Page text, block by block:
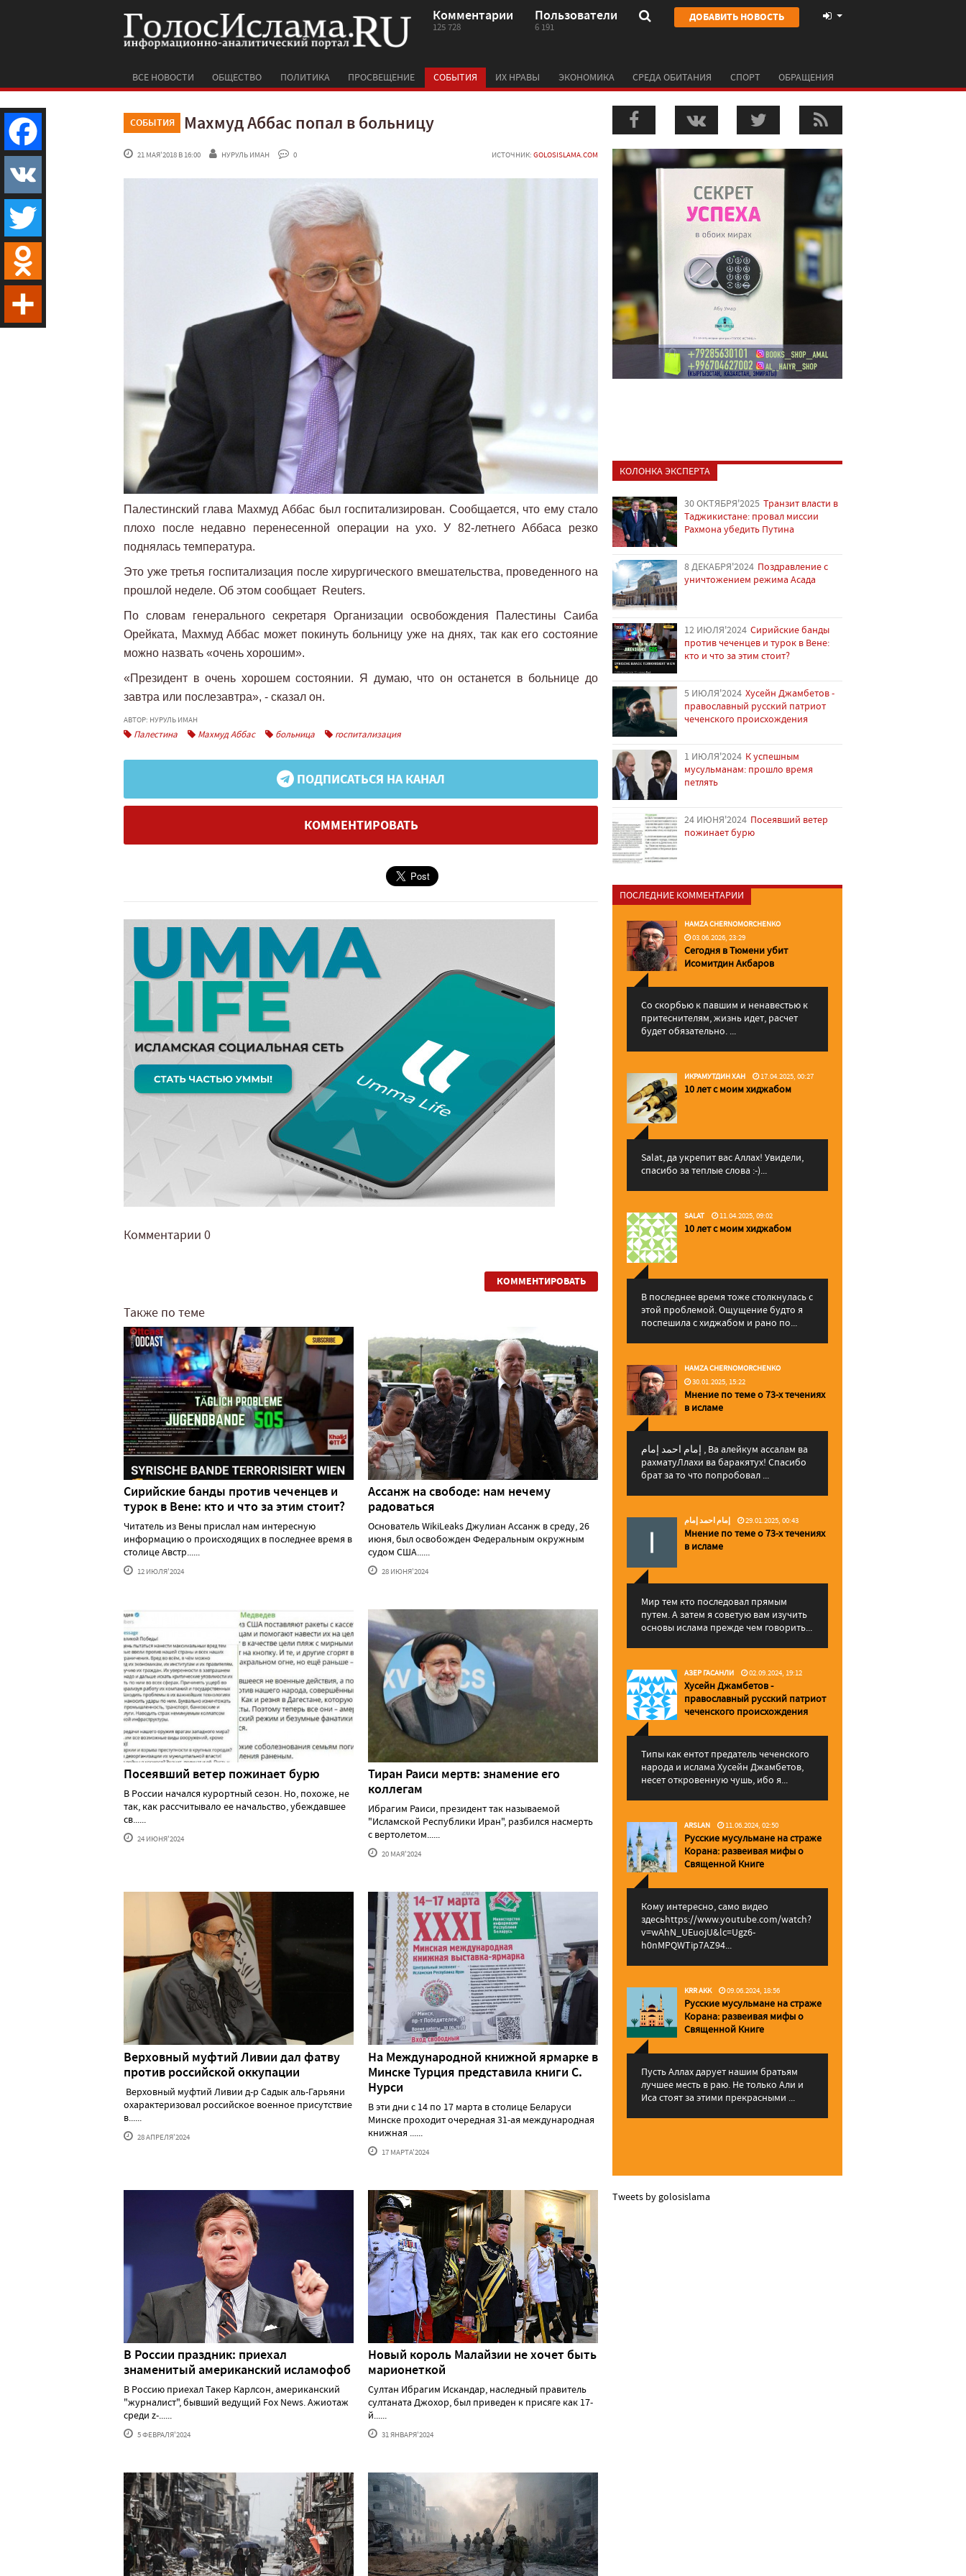
Комментарии
125 728
Пользователи
6 191
ДОБАВИТЬ НОВОСТЬ
ВСЕ НОВОСТИ ОБЩЕСТВО ПОЛИТИКА ПРОСВЕЩЕНИЕ СОБЫТИЯ ИХ НРАВЫ ЭКОНОМИКА СРЕДА ОБИТАНИЯ СПОРТ ОБРАЩЕНИЯ
СОБЫТИЯ Махмуд Аббас попал в больницу
21 МАЯ'2018 В 16:00 НУРУЛЬ ИМАН 0 ИСТОЧНИК: GOLOSISLAMA.COM
Палестинский глава Махмуд Аббас был госпитализирован. Сообщается, что ему стало
плохо после недавно перенесенной операции на ухо. У 82-летнего Аббаса резко
поднялась температура.
Это уже третья госпитализация после хирургического вмешательства, проведенного на
прошлой неделе. Об этом сообщает Reuters.
По словам генерального секретаря Организации освобождения Палестины Саиба
Орейката, Махмуд Аббас может покинуть больницу уже на днях, так как его состояние
можно назвать «очень хорошим».
«Президент в очень хорошем состоянии. Я думаю, что он останется в больнице до
завтра или послезавтра», - сказал он.
АВТОР: НУРУЛЬ ИМАН
Палестина Махмуд Аббас больница госпитализация
ПОДПИСАТЬСЯ НА КАНАЛ
КОММЕНТИРОВАТЬ
Комментарии 0
КОММЕНТИРОВАТЬ
Также по теме
Сирийские банды против чеченцев и
турок в Вене: кто и что за этим стоит?
Читатель из Вены прислал нам интересную
информацию о происходящих в последнее время в
столице Австр......
12 ИЮЛЯ'2024
Ассанж на свободе: нам нечему
радоваться
Основатель WikiLeaks Джулиан Ассанж в среду, 26
июня, был освобожден Федеральным окружным
судом США......
28 ИЮНЯ'2024
Посеявший ветер пожинает бурю
В России начался курортный сезон. Но, похоже, не
так, как рассчитывало ее начальство, убеждавшее
св......
24 ИЮНЯ'2024
Тиран Раиси мертв: знамение его
коллегам
Ибрагим Раиси, президент так называемой
"Исламской Республики Иран", разбился насмерть
с вертолетом......
20 МАЯ'2024
Верховный муфтий Ливии дал фатву
против российской оккупации
Верховный муфтий Ливии д-р Садык аль-Гарьяни
охарактеризовал российское военное присутствие
в......
28 АПРЕЛЯ'2024
На Международной книжной ярмарке в
Минске Турция представила книги С.
Нурси
В эти дни с 14 по 17 марта в столице Беларуси
Минске проходит очередная 31-ая международная
книжная ......
17 МАРТА'2024
В России праздник: приехал
знаменитый американский исламофоб
В Россию приехал Такер Карлсон, американский
"журналист", бывший ведущий Fox News. Ажиотаж
среди z-......
5 ФЕВРАЛЯ'2024
Новый король Малайзии не хочет быть
марионеткой
Султан Ибрагим Искандар, наследный правитель
султаната Джохор, был приведен к присяге как 17-
й......
31 ЯНВАРЯ'2024
КОЛОНКА ЭКСПЕРТА
30 ОКТЯБРЯ'2025 Транзит власти в
Таджикистане: провал миссии
Рахмона убедить Путина
8 ДЕКАБРЯ'2024 Поздравление с
уничтожением режима Асада
12 ИЮЛЯ'2024 Сирийские банды
против чеченцев и турок в Вене:
кто и что за этим стоит?
5 ИЮЛЯ'2024 Хусейн Джамбетов -
православный русский патриот
чеченского происхождения
1 ИЮЛЯ'2024 К успешным
мусульманам: прошло время
петлять
24 ИЮНЯ'2024 Посеявший ветер
пожинает бурю
ПОСЛЕДНИЕ КОММЕНТАРИИ
HAMZA CHERNOMORCHENKO
03.06.2026, 23:29
Сегодня в Тюмени убит
Исомитдин Акбаров
Со скорбью к павшим и ненавестью к
притеснителям, жизнь идет, расчет
будет обязательно. ...
ИКРАМУТДИН ХАН 17.04.2025, 00:27
10 лет с моим хиджабом
Salat, да укрепит вас Аллаx! Увидели,
спасибо за теплые слова :-)...
SALAT 11.04.2025, 09:02
10 лет с моим хиджабом
В последнее время тоже столкнулась с
этой проблемой. Ощущение будто я
поспешила с хиджабом и рано по...
HAMZA CHERNOMORCHENKO
30.01.2025, 15:22
Мнение по теме о 73-х течениях
в исламе
إمام احمد إمام , Ва алейкум ассалам ва
рахматуЛлахи ва баракятух! Спасибо
брат за то что попробовал ...
إمام احمد إمام 29.01.2025, 00:43
Мнение по теме о 73-х течениях
в исламе
Мир тем кто последовал прямым
путем. А затем я советую вам изучить
основы ислама прежде чем говорить...
АЗЕР ГАСАНЛИ 02.09.2024, 19:12
Хусейн Джамбетов -
православный русский патриот
чеченского происхождения
Типы как ентот предатель чеченского
народа и ислама Хусейн Джамбетов,
несет откровенную чушь, ибо я...
ARSLAN 11.06.2024, 02:50
Русские мусульмане на страже
Корана: pазвеивая мифы о
Священной Книге
Кому интересно, само видео
здесьhttps://www.youtube.com/watch?
v=wAhN_UEuojU&lc=Ugz6-
h0nMPQWTip7AZ94...
KRR AKK 09.06.2024, 18:56
Русские мусульмане на страже
Корана: pазвеивая мифы о
Священной Книге
Пусть Аллах дарует нашим братьям
лучшее месть в раю. Не только Али и
Иса стоят за этими прекрасными ...
Tweets by golosislama
Facebook
VK
Twitter
Odnoklassniki